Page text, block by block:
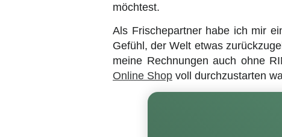
möchtest.
Als Frischepartner habe ich mir
Gefühl, der Welt etwas
meine Rechnungen auch ohne
Online Shop voll durchzustarten